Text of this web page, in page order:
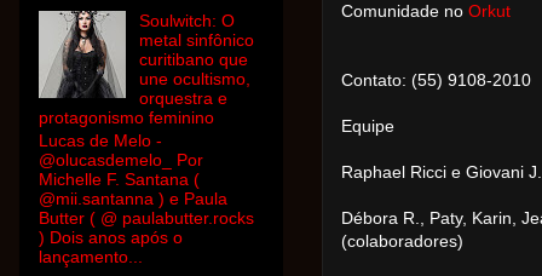
Comunidade no Orkut
Contato: (55) 9108-2010
Equipe
Raphael Ricci e Giovani
Débora R., Paty, Karin,
(colaboradores)
Soulwitch: O
metal sinfônico
curitibano que
une ocultismo,
orquestra e
protagonismo feminino
Lucas de Melo -
@olucasdemelo_ Por
Michelle F. Santana (
@mii.santanna ) e Paula
Butter ( @ paulabutter.rocks
) Dois anos após o
lançamento...